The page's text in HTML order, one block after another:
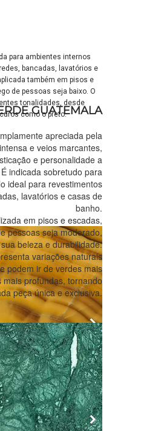
Stones
para ambientes internos
bancadas, lavatórios e
também em pisos e
de pessoas seja baixo. O
tonalidades, desde
como o preto.
GUATEMALA
apreciada pela
e veios marcantes,
e personalidade a
indicada sobretudo para
ideal para revestimentos
lavatórios e casas de
banho.
em pisos e escadas,
pessoas seja moderado,
beleza e durabilidade.
variações naturais
podem ir de verdes mais
mais profundas, tornando
peça única e exclusiva.